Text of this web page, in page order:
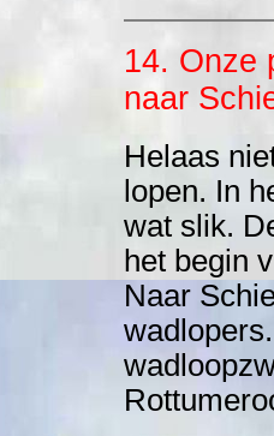
14. Onze
naar
Helaas
lopen. In
wat slik.
het begin
Naar